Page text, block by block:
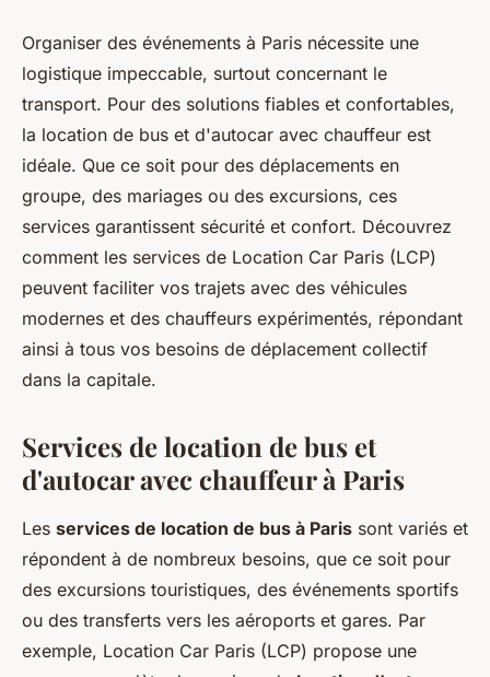
Location car paris : bus et
autocars avec chauffeur
Mathilde•29 août 2024•4 min de lecture
Organiser des événements à Paris nécessite une
logistique impeccable, surtout concernant le
transport. Pour des solutions fiables et confortables,
la location de bus et d'autocar avec chauffeur est
idéale. Que ce soit pour des déplacements en
groupe, des mariages ou des excursions, ces
services garantissent sécurité et confort. Découvrez
comment les services de Location Car Paris (LCP)
peuvent faciliter vos trajets avec des véhicules
modernes et des chauffeurs expérimentés, répondant
ainsi à tous vos besoins de déplacement collectif
dans la capitale.
Services de location de bus et
d'autocar avec chauffeur à Paris
Les services de location de bus à Paris sont variés et
répondent à de nombreux besoins, que ce soit pour
des excursions touristiques, des événements sportifs
ou des transferts vers les aéroports et gares. Par
exemple, Location Car Paris (LCP) propose une